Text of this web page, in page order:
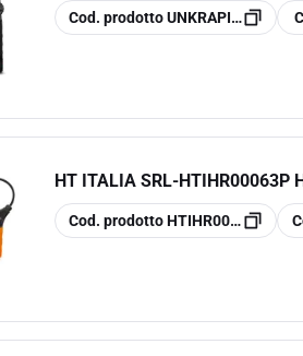
copia
Cod. prodotto
HT ITALIA SRL-HTIHR00063P
copia
Cod. prodottoHTIHR00063P